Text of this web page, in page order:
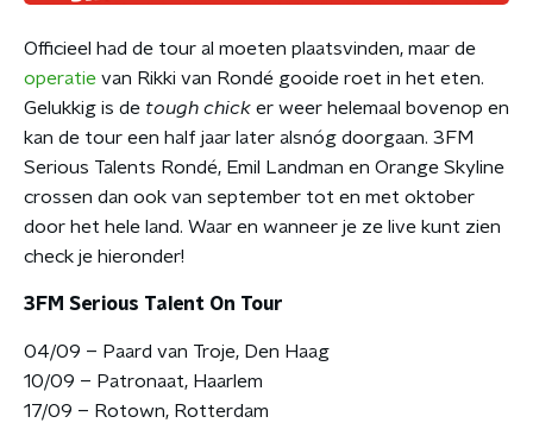
Officieel had de tour al moeten plaatsvinden, maar de
operatie van Rikki van Rondé gooide roet in het eten.
Gelukkig is de tough chick er weer helemaal bovenop en
kan de tour een half jaar later alsnóg doorgaan. 3FM
Serious Talents Rondé, Emil Landman en Orange Skyline
crossen dan ook van september tot en met oktober
door het hele land. Waar en wanneer je ze live kunt zien
check je hieronder!
3FM Serious Talent On Tour
04/09 – Paard van Troje, Den Haag
10/09 – Patronaat, Haarlem
17/09 – Rotown, Rotterdam